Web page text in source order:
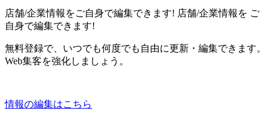
店舗/企業情報をご自身で編集できます! 店舗/企業情報を ご
自身で編集できます!
無料登録で、いつでも何度でも自由に更新・編集できます。
Web集客を強化しましょう。
情報の編集はこちら